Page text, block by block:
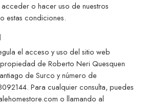
o hacer uso de nuestros
estas condiciones.
el acceso y uso del sitio web
de Roberto Neri Quesquen
de Surco y número de
Para cualquier consulta, puedes
o llamando al